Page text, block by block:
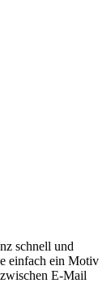
schnell und
einfach ein Motiv
E-Mail